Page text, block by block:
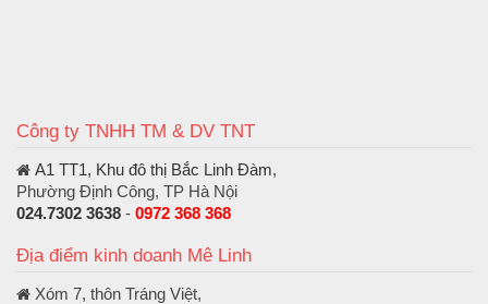
Công ty TNHH TM & DV TNT
A1 TT1, Khu đô thị Bắc Linh Đàm,
Phường Định Công, TP Hà Nội
024.7302 3638 - 0972 368 368
Địa điểm kinh doanh Mê Linh
Xóm 7, thôn Tráng Việt,